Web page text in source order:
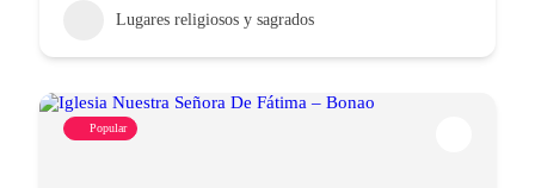
Lugares religiosos y sagrados
Popular